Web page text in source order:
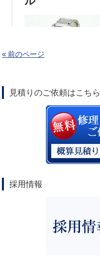
« 前のページ
見積りのご依頼はこちら
採用情報